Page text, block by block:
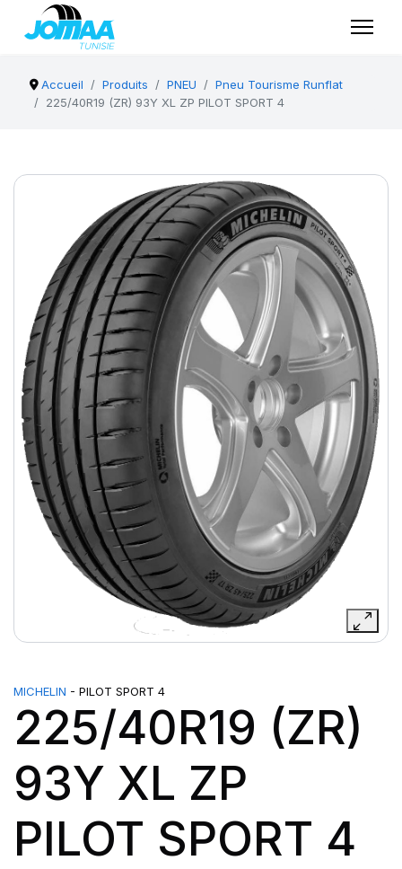
Accueil Produits PNEU
Pneu Tourisme Runflat
225/40R19 (ZR) 93Y XL ZP PILOT SPORT 4
MICHELIN - PILOT SPORT 4
225/40R19 (ZR)
93Y XL ZP
PILOT SPORT 4